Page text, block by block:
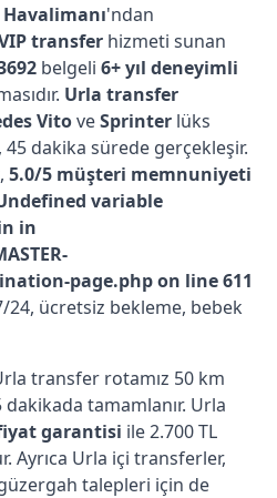
'ndan
transfer hizmeti sunan
belgeli 6+ yıl deneyimli
Urla transfer
VitoveSprinter lüks
dakika sürede gerçekleşir.
5.0/5 müşteri memnuniyeti
variable
in
page.php on line 611
24, ücretsiz bekleme, bebek
transfer rotamız 50 km
tamamlanır. Urla
garantisi ile 2.700 TL
Ayrıca Urla içi transferler,
talepleri için de